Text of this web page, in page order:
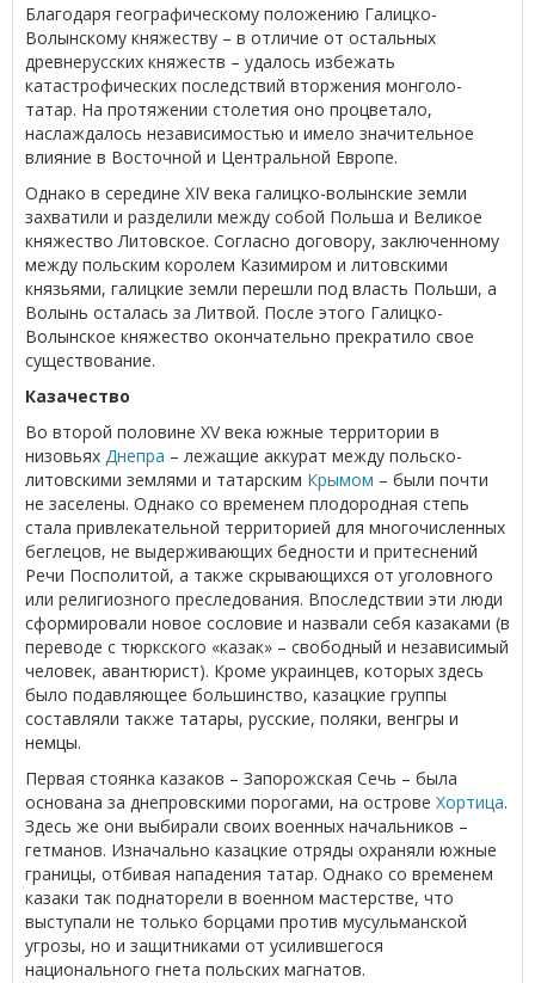
Благодаря географическому положению Галицко-
Волынскому княжеству – в отличие от остальных
древнерусских княжеств – удалось избежать
катастрофических последствий вторжения монголо-
татар. На протяжении столетия оно процветало,
наслаждалось независимостью и имело значительное
влияние в Восточной и Центральной Европе.
Однако в середине XIV века галицко-волынские земли
захватили и разделили между собой Польша и Великое
княжество Литовское. Согласно договору, заключенному
между польским королем Казимиром и литовскими
князьями, галицкие земли перешли под власть Польши, а
Волынь осталась за Литвой. После этого Галицко-
Волынское княжество окончательно прекратило свое
существование.
Казачество
Во второй половине XV века южные территории в
низовьях Днепра – лежащие аккурат между польско-
литовскими землями и татарским Крымом – были почти
не заселены. Однако со временем плодородная степь
стала привлекательной территорией для многочисленных
беглецов, не выдерживающих бедности и притеснений
Речи Посполитой, а также скрывающихся от уголовного
или религиозного преследования. Впоследствии эти люди
сформировали новое сословие и назвали себя казаками (в
переводе с тюркского «казак» – свободный и независимый
человек, авантюрист). Кроме украинцев, которых здесь
было подавляющее большинство, казацкие группы
составляли также татары, русские, поляки, венгры и
немцы.
Первая стоянка казаков – Запорожская Сечь – была
основана за днепровскими порогами, на острове Хортица.
Здесь же они выбирали своих военных начальников –
гетманов. Изначально казацкие отряды охраняли южные
границы, отбивая нападения татар. Однако со временем
казаки так поднаторели в военном мастерстве, что
выступали не только борцами против мусульманской
угрозы, но и защитниками от усилившегося
национального гнета польских магнатов.